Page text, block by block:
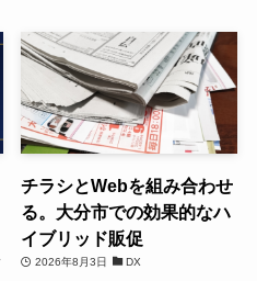
チラシとWebを組み合わせ
る。大分市での効果的なハ
イブリッド販促
2026年8月3日 DX